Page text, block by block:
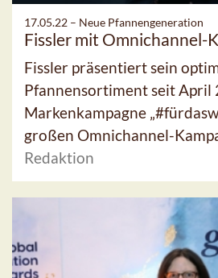
17.05.22 – Neue Pfannengeneration
Fissler mit Omnichannel-
Fissler präsentiert sein
Pfannensortiment seit April
Markenkampagne
großen Omnichannel-
Redaktion